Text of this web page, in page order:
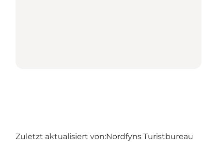
Zuletzt aktualisiert von:Nordfyns Turistbureau